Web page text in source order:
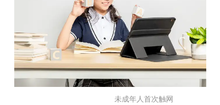
未成年人首次触网